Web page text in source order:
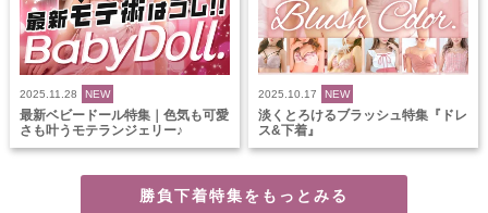
2025.11.28 NEW
最新ベビードール特集｜色気も可愛
さも叶うモテランジェリー♪
2025.10.17 NEW
淡くとろけるブラッシュ特集『ドレ
ス&下着』
勝負下着特集をもっとみる